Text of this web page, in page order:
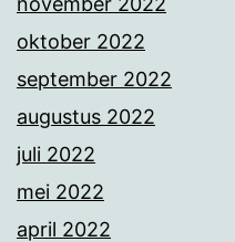
oktober 2022
september 2022
augustus 2022
juli 2022
mei 2022
april 2022